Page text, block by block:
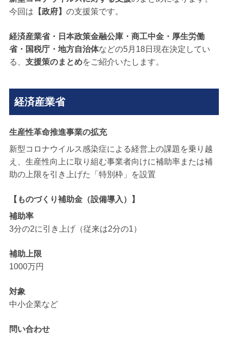
今回は 【政府】 の支援策です。
経済産業省・日本政策金融公庫・商工中金・厚生労働
省・国税庁・地方自治体などの5月18日現在決定してい
る、 支援策のまとめをご紹介いたします。
経済産業省
生産性革命推進事業の拡充
新型コロナウイルス感染症による経営上の課題を乗り越
え、生産性向上に取り組む事業者向けに補助率または補
助の上限を引き上げた「特別枠」を設置
【ものづくり補助金（設備導入）】
補助率
3分の2に引き上げ（従来は2分の1）
補助上限
1000万円
対象
中小企業など
問い合わせ